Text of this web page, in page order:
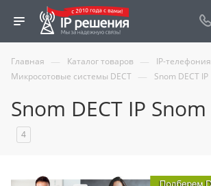
Главная — Каталог товаров — IP-телефония
Микросотовые системы DECT — Snom DECT IP
Snom DECT IP Snom
4